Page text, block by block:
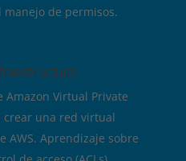
manejo de permisos.
Amazon Virtual Private
crear una red virtual
AWS. Aprendizaje sobre